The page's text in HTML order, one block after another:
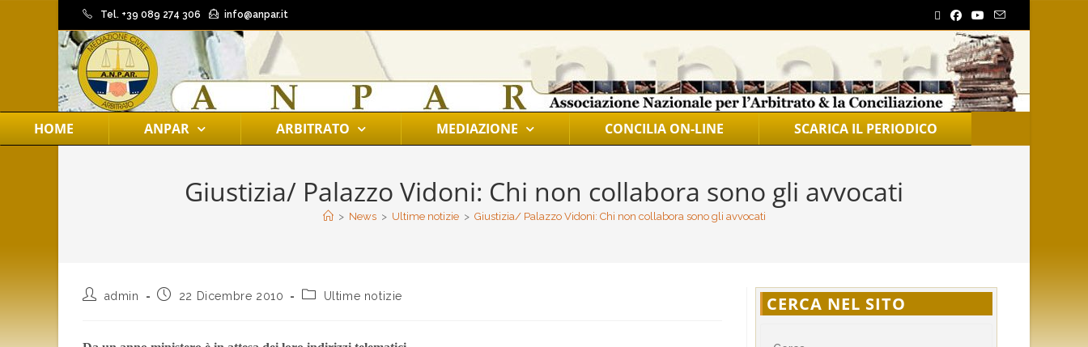
Tel. +39 089 274 306 info@anpar.it
HOME ANPAR ARBITRATO MEDIAZIONE CONCILIA ON-LINE SCARICA IL PERIODICO
Giustizia/ Palazzo Vidoni: Chi non collabora sono gli avvocati
> News > Ultime notizie > Giustizia/ Palazzo Vidoni: Chi non collabora sono gli avvocati
admin 22 Dicembre 2010 Ultime notizie CERCA NEL SITO